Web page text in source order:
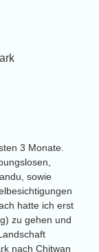
3 Monate.
sowie
hatte ich erst
zu gehen und
nach Chitwan